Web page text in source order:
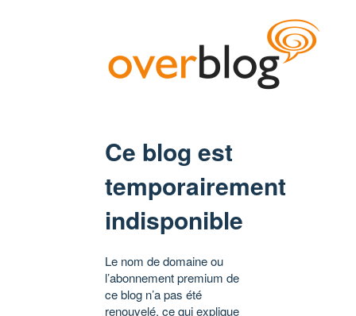
Ce blog est
temporairement
indisponible
Le nom de domaine ou
l’abonnement premium de
ce blog n’a pas été
renouvelé, ce qui explique